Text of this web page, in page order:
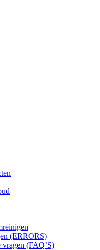
(ERRORS)
vragen (FAQ’S)